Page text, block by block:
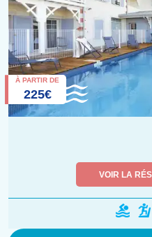
À PARTIR DE
225€
VOIR LA